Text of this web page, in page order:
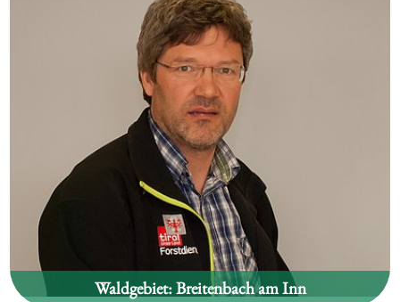
Waldgebiet:Breitenbach am Inn